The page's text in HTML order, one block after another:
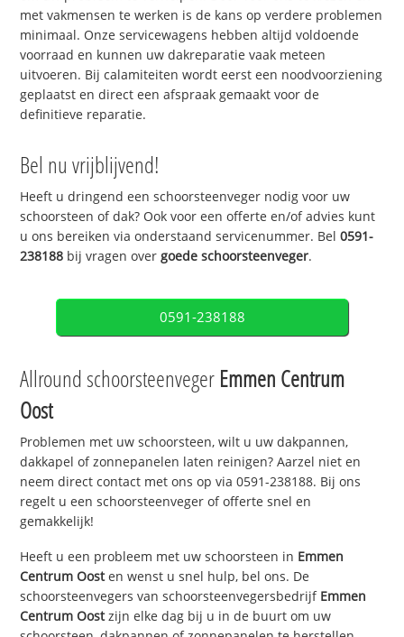
met vakmensen te werken is de kans op verdere problemen
minimaal. Onze servicewagens hebben altijd voldoende
voorraad en kunnen uw dakreparatie vaak meteen
uitvoeren. Bij calamiteiten wordt eerst een noodvoorziening
geplaatst en direct een afspraak gemaakt voor de
definitieve reparatie.
Bel nu vrijblijvend!
Heeft u dringend een schoorsteenveger nodig voor uw
schoorsteen of dak? Ook voor een offerte en/of advies kunt
u ons bereiken via onderstaand servicenummer. Bel0591-
238188 bij vragen over goede schoorsteenveger.
0591-238188
Allround schoorsteenveger Emmen Centrum
Oost
Problemen met uw schoorsteen, wilt u uw dakpannen,
dakkapel of zonnepanelen laten reinigen? Aarzel niet en
neem direct contact met ons op via 0591-238188. Bij ons
regelt u een schoorsteenveger of offerte snel en
gemakkelijk!
Heeft u een probleem met uw schoorsteen in Emmen
Centrum Oosten wenst u snel hulp, bel ons. De
schoorsteenvegers van schoorsteenvegersbedrijf Emmen
Centrum Oostzijn elke dag bij u in de buurt om uw